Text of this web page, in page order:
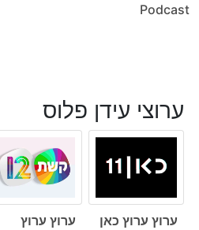
Podcast
ערוצי עידן פלוס
ערוץ ערוץ כאן
ערוץ ערוץ